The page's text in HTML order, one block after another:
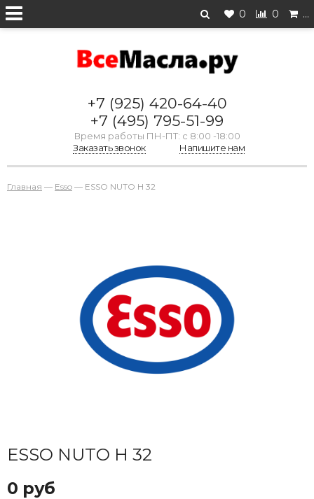
0 0 …
+7 (925) 420-64-40
+7 (495) 795-51-99
Время работы ПН-ПТ: с 8:00 -18:00
Заказать звонок
Напишите нам
Главная — Esso — ESSO NUTO H 32
ESSO NUTO H 32
0 руб